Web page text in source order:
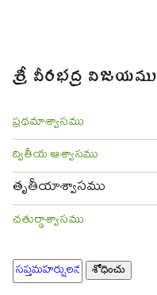
శ్రీ వీరభద్ర విజయము
ప్రథమాశ్వాసము
ద్వితీయ ఆశ్వాసము
తృతీయాశ్వాసము
చతుర్థాశ్వాసము